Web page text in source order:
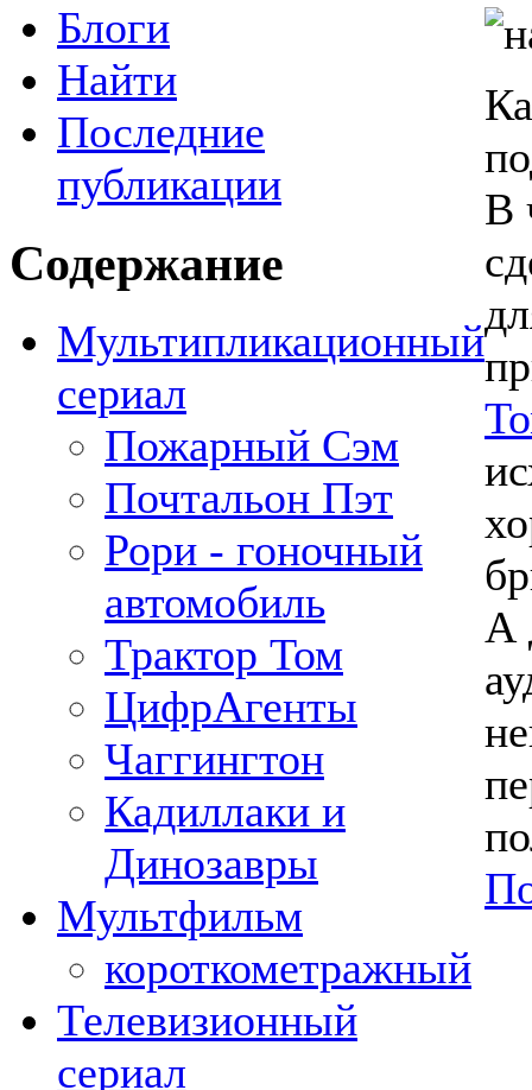
Блоги
Найти
Последние
публикации
Содержание
Мультипликационный
сериал
Пожарный Сэм
Почтальон Пэт
Рори - гоночный
автомобиль
Трактор Том
ЦифрАгенты
Чаггингтон
Кадиллаки и
Динозавры
Мультфильм
короткометражный
Телевизионный
сериал
В
А